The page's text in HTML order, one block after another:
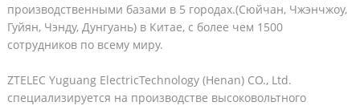
производственными базами в 5 городах.(Сюйчан, Чжэнчжоу,
Гуйян, Чэнду, Дунгуань) в Китае, с более чем 1500
сотрудников по всему миру.
ZTELEC Yuguang ElectricTechnology (Henan) CO., Ltd.
специализируется на производстве высоковольтного